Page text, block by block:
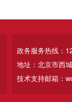
政务服务热线：
地址：北京市西
技术支持邮箱：